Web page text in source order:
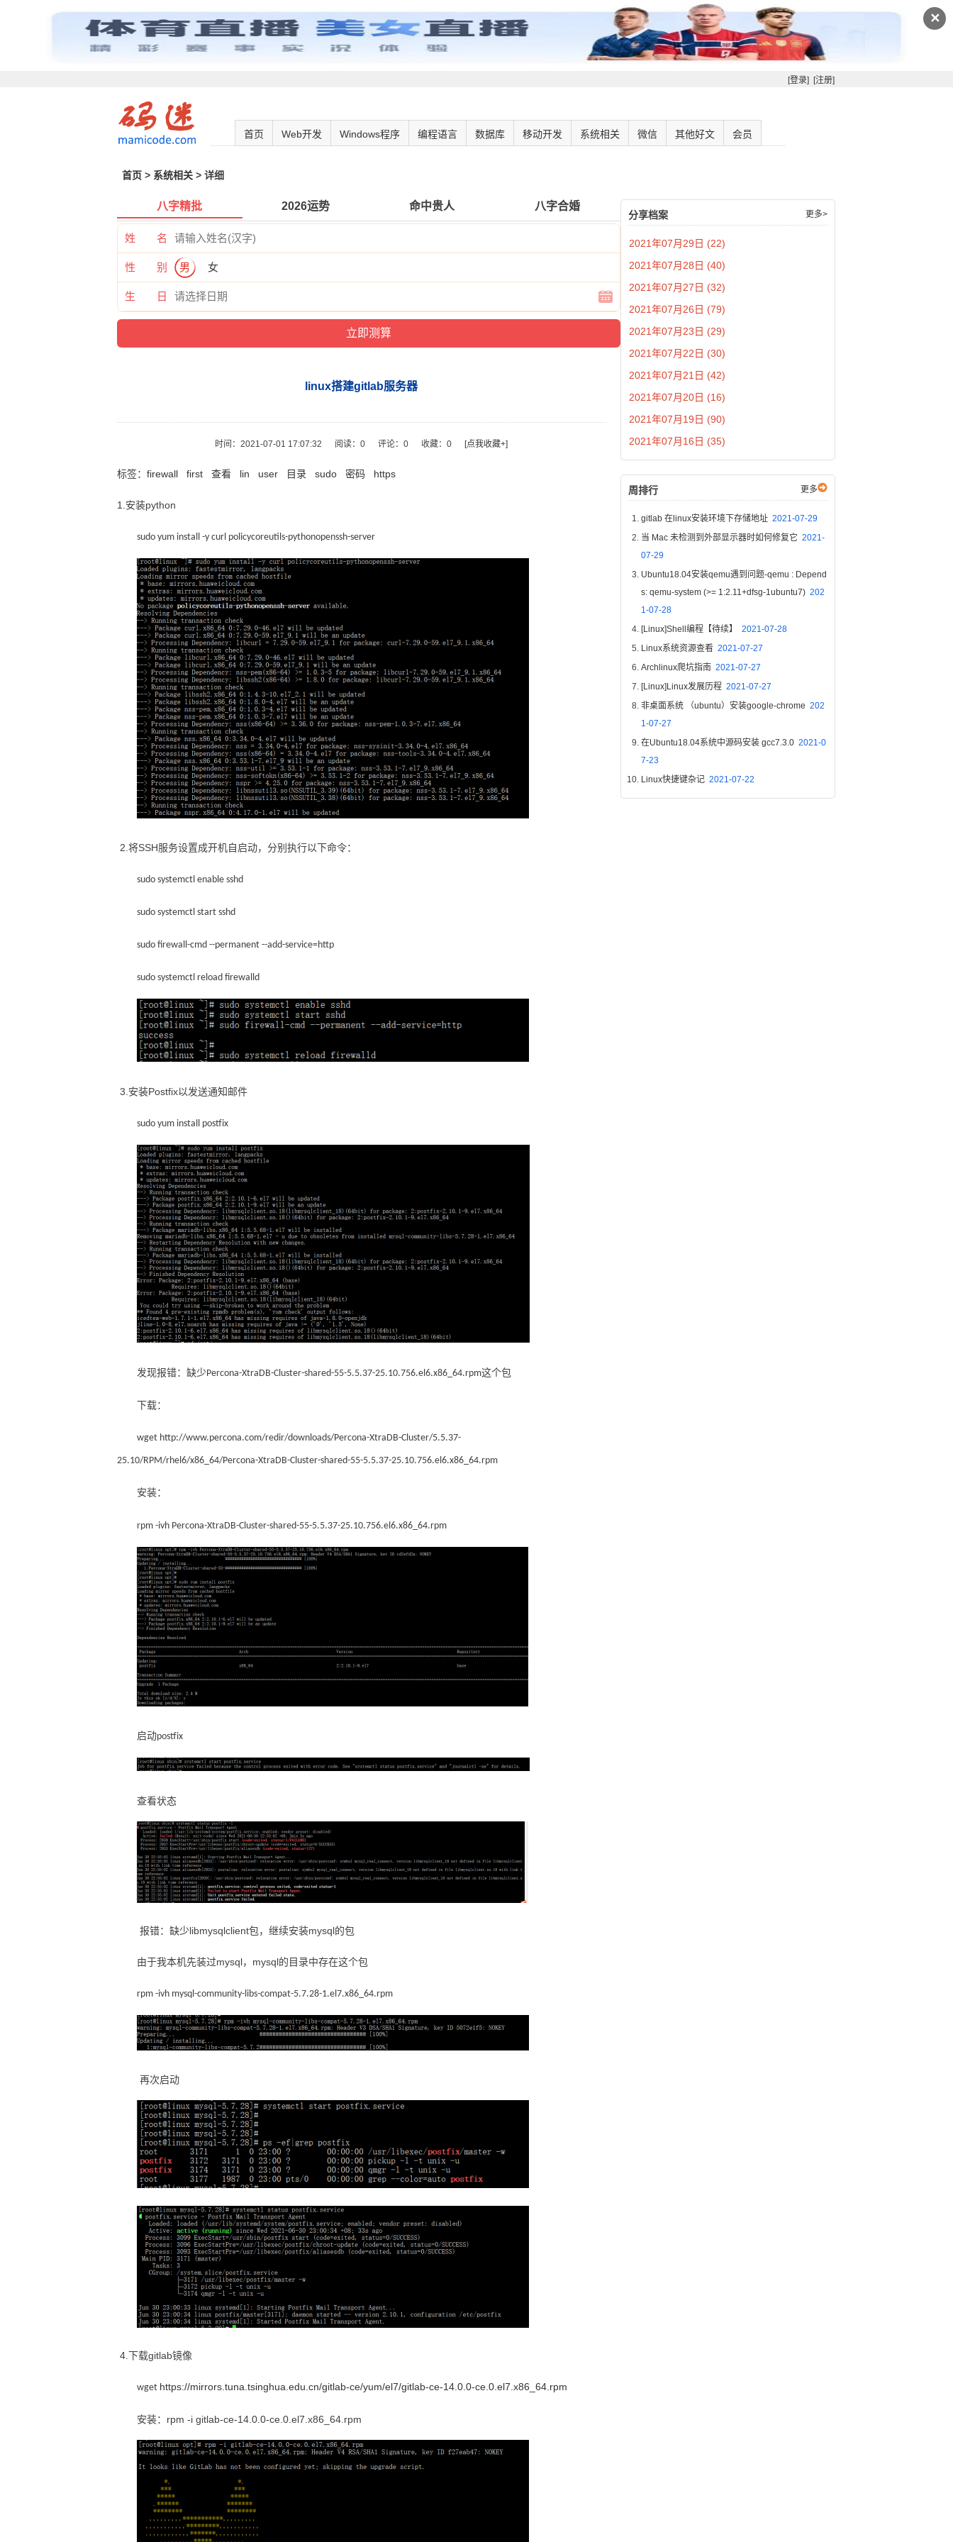
✕
[登录] [注册]
首页 Web开发 Windows程序 编程语言 数据库 移动开发 系统相关 微信 其他好文 会员
首页 > 系统相关 > 详细
八字精批 2026运势 命中贵人 八字合婚
姓 名
性 别 男 女
生 日
linux搭建gitlab服务器
时间：2021-07-01 17:07:32 阅读：0 评论：0 收藏：0 [点我收藏+]
标签： firewall first 查看 lin user 目录 sudo 密码 https
1.安装python
sudo yum install -y curl policycoreutils-pythonopenssh-server
2.将SSH服务设置成开机自启动，分别执行以下命令：
sudo systemctl enable sshd
sudo systemctl start sshd
sudo firewall-cmd --permanent --add-service=http
sudo systemctl reload firewalld
3.安装Postfix以发送通知邮件
sudo yum install postfix
发现报错： 缺少Percona-XtraDB-Cluster-shared-55-5.5.37-25.10.756.el6.x86_64.rpm这个包
下载：
wget http://www.percona.com/redir/downloads/Percona-XtraDB-Cluster/5.5.37-
25.10/RPM/rhel6/x86_64/Percona-XtraDB-Cluster-shared-55-5.5.37-25.10.756.el6.x86_64.rpm
安装：
rpm -ivh Percona-XtraDB-Cluster-shared-55-5.5.37-25.10.756.el6.x86_64.rpm
启动postfix
查看状态
报错：缺少libmysqlclient包，继续安装mysql的包
由于我本机先装过mysql，mysql的目录中存在这个包
rpm -ivh mysql-community-libs-compat-5.7.28-1.el7.x86_64.rpm
再次启动
4.下载gitlab镜像
wget https://mirrors.tuna.tsinghua.edu.cn/gitlab-ce/yum/el7/gitlab-ce-14.0.0-ce.0.el7.x86_64.rpm
安装： rpm -i gitlab-ce-14.0.0-ce.0.el7.x86_64.rpm
分享档案 更多>
2021年07月29日 (22)
2021年07月28日 (40)
2021年07月27日 (32)
2021年07月26日 (79)
2021年07月23日 (29)
2021年07月22日 (30)
2021年07月21日 (42)
2021年07月20日 (16)
2021年07月19日 (90)
2021年07月16日 (35)
周排行 更多
gitlab 在linux安装环境下存储地址 2021-07-29
当 Mac 未检测到外部显示器时如何修复它 2021-
07-29
Ubuntu18.04安装qemu遇到问题-qemu : Depend
s: qemu-system (>= 1:2.11+dfsg-1ubuntu7) 202
1-07-28
[Linux]Shell编程【待续】 2021-07-28
Linux系统资源查看 2021-07-27
Archlinux爬坑指南 2021-07-27
[Linux]Linux发展历程 2021-07-27
非桌面系统 （ubuntu）安装google-chrome 202
1-07-27
在Ubuntu18.04系统中源码安装 gcc7.3.0 2021-0
7-23
Linux快捷键杂记 2021-07-22